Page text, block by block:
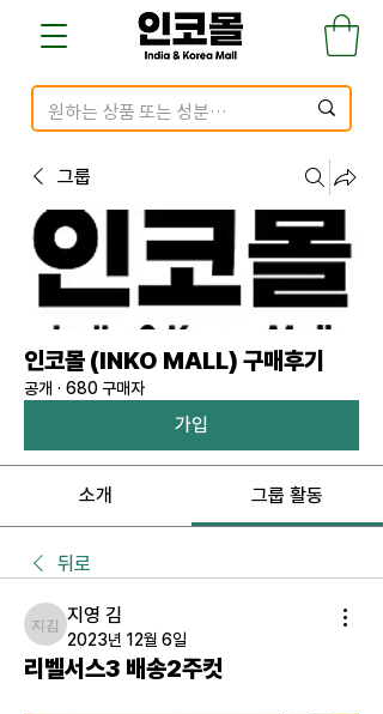
그룹
인코몰 (INKO MALL) 구매후기
공개 · 680 구매자
가입
소개 그룹 활동
뒤로
지영 김
지영 김
2023년 12월 6일
리벨서스3 배송2주컷